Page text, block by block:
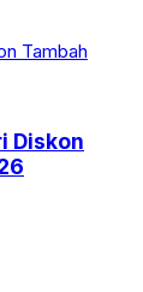
Diskon